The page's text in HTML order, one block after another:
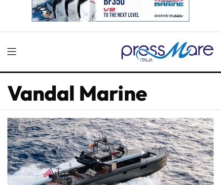
Vandal Marine